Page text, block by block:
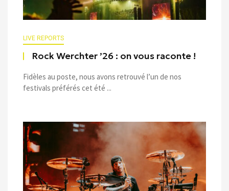
LIVE REPORTS
Rock Werchter ’26 : on vous raconte !
Fidèles au poste, nous avons retrouvé l’un de nos
festivals préférés cet été ...